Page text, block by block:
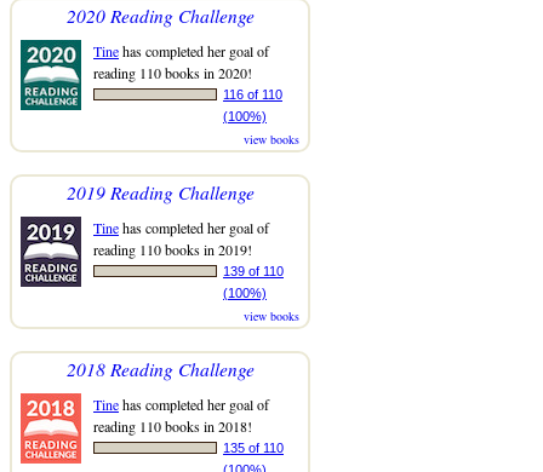
2020 Reading Challenge
Tinehas completed her goal of
reading 110 books in 2020!
116 of 110
(100%)
view books
2019 Reading Challenge
Tinehas completed her goal of
reading 110 books in 2019!
139 of 110
(100%)
view books
2018 Reading Challenge
Tinehas completed her goal of
reading 110 books in 2018!
135 of 110
(100%)